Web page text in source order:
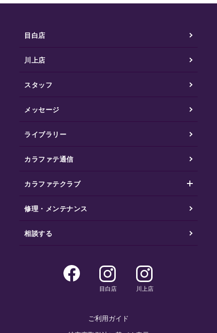
目白店
川上店
スタッフ
メッセージ
ライブラリー
カラファテ通信
カラファテクラブ
修理・メンテナンス
相談する
目白店 川上店
ご利用ガイド